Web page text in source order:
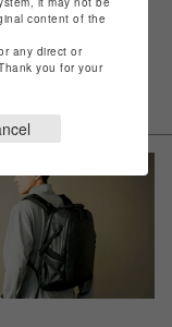
リマーズ) USA
on 22
content of the
any direct or
you for your